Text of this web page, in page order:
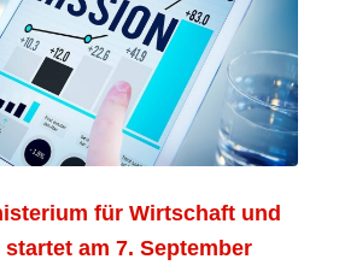
für Wirtschaft und
am 7. September